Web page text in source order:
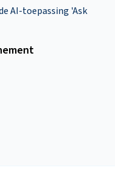
AI-toepassing 'Ask